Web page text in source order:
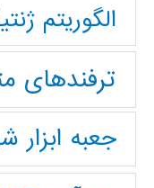
الگوریتم
ترفندهای
جعبه